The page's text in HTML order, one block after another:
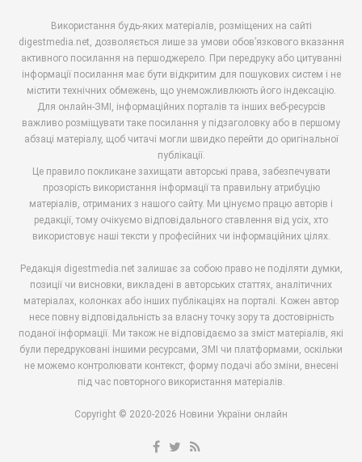
Використання будь-яких матеріалів, розміщених на сайті
digestmedia.net, дозволяється лише за умови обов’язкового вказання
активного посилання на першоджерело. При передруку або цитуванні
інформації посилання має бути відкритим для пошукових систем і не
містити технічних обмежень, що унеможливлюють його індексацію.
Для онлайн-ЗМІ, інформаційних порталів та інших веб-ресурсів
важливо розміщувати таке посилання у підзаголовку або в першому
абзаці матеріалу, щоб читачі могли швидко перейти до оригінальної
публікації.
Це правило покликане захищати авторські права, забезпечувати
прозорість використання інформації та правильну атрибуцію
матеріалів, отриманих з нашого сайту. Ми цінуємо працю авторів і
редакції, тому очікуємо відповідального ставлення від усіх, хто
використовує наші тексти у професійних чи інформаційних цілях.
Редакція digestmedia.net залишає за собою право не поділяти думки,
позиції чи висновки, викладені в авторських статтях, аналітичних
матеріалах, колонках або інших публікаціях на порталі. Кожен автор
несе повну відповідальність за власну точку зору та достовірність
поданої інформації. Ми також не відповідаємо за зміст матеріалів, які
були передруковані іншими ресурсами, ЗМІ чи платформами, оскільки
не можемо контролювати контекст, форму подачі або зміни, внесені
під час повторного використання матеріалів.
Copyright © 2020-2026 Новини України онлайн